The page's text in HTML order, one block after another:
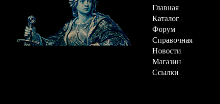
Главная
Каталог
Форум
Справочная
Новости
Магазин
Ссылки